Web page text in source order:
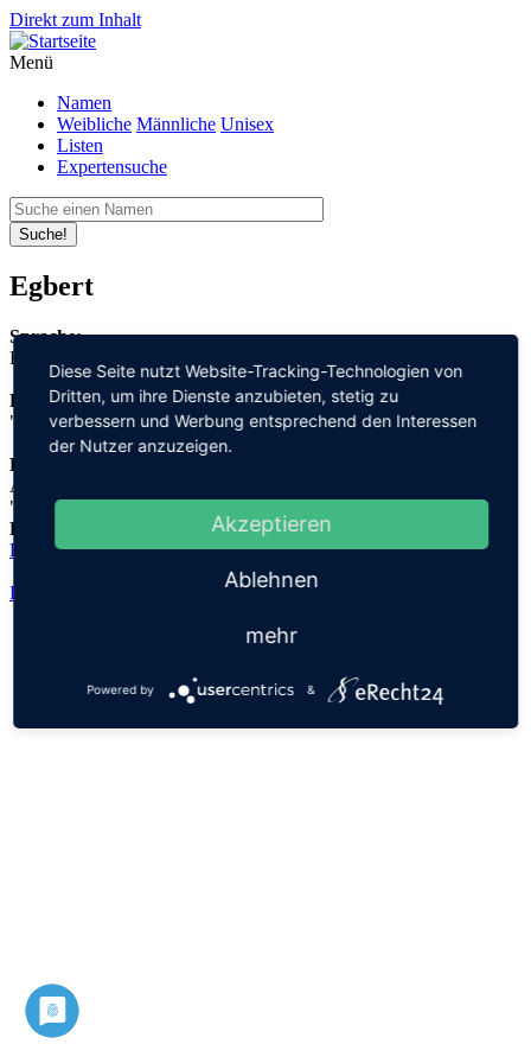
Direkt zum Inhalt
Menü
Namen
Weibliche Männliche Unisex
Listen
Expertensuche
Suche!
Egbert
Sprache:
Englisch
Bedeutung:
"Schwert" + "glänzend"
Herleitung:
Altenglisch,
"ecg" + "beorht"
Herkunftsname:
Ecgberht
Datenschutz
Diese Seite nutzt Website-Tracking-Technologien von
Dritten, um ihre Dienste anzubieten, stetig zu
verbessern und Werbung entsprechend den Interessen
der Nutzer anzuzeigen.
Akzeptieren
Ablehnen
mehr
Powered by &